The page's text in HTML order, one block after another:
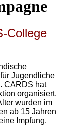
College
Jugendliche
CARDS hat
organisiert.
wurden im
ab 15 Jahren
Impfung.